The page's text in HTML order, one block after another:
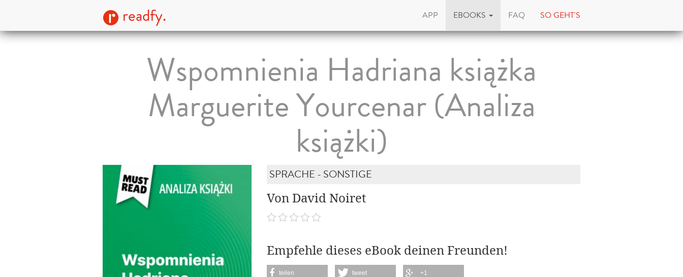
readfy. APP EBOOKS FAQ SO GEHT'S
Wspomnienia Hadriana książka
Marguerite Yourcenar (Analiza
książki)
SPRACHE - SONSTIGE
Von David Noiret
Empfehle dieses eBook deinen Freunden!
teilen tweet +1